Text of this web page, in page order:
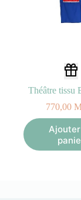
770,00